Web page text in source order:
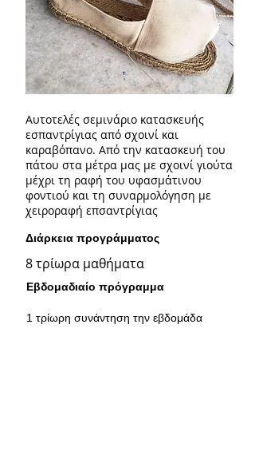
Αυτοτελές σεμινάριο κατασκευής
εσπαντρίγιας από σχοινί και
καραβόπανο. Από την κατασκευή του
πάτου στα μέτρα μας με σχοινί γιούτα
μέχρι τη ραφή του υφασμάτινου
φοντιού και τη συναρμολόγηση με
χειροραφή επσαντρίγιας
Διάρκεια προγράμματος
8 τρίωρα μαθήματα
Εβδομαδιαίο πρόγραμμα
1 τρίωρη συνάντηση την εβδομάδα